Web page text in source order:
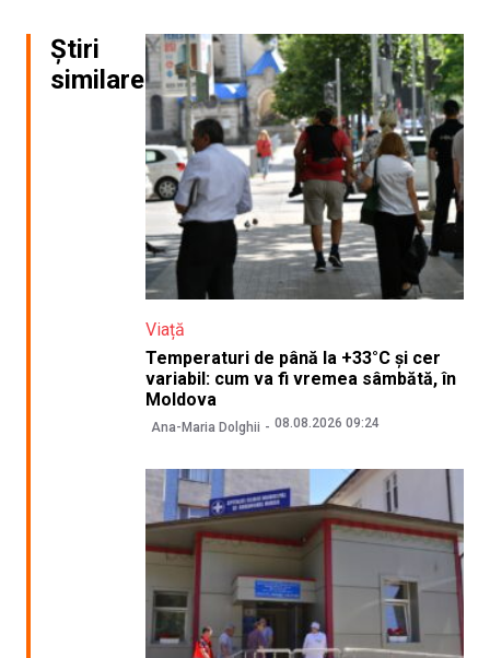
Știri
similare
Viață
Temperaturi de până la +33°C și cer
variabil: cum va fi vremea sâmbătă, în
Moldova
Ana-Maria Dolghii 08.08.2026 09:24